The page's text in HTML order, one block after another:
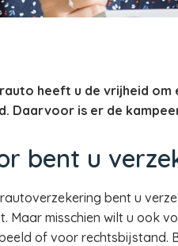
heeft u de vrijheid
Daarvoor is er de
bent u
bent u
Maar misschien wilt u ook
of voor rechtsbijstand.